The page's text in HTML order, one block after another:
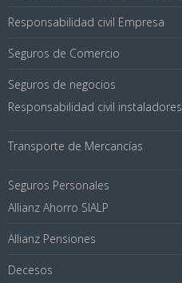
Responsabilidad civil Empresa
Seguros de Comercio
Seguros de negocios
Responsabilidad civil instaladores
Transporte de Mercancías
Seguros Personales
Allianz Ahorro SIALP
Allianz Pensiones
Decesos